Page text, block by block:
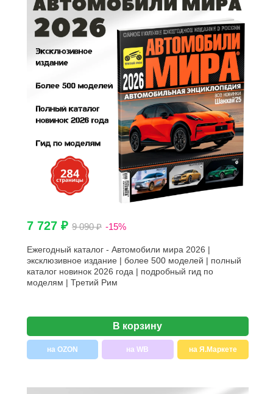
7 727 ₽ 9 090 ₽ -15%
Ежегодный каталог - Автомобили мира 2026 |
эксклюзивное издание | более 500 моделей | полный
каталог новинок 2026 года | подробный гид по
моделям | Третий Рим
В корзину
на OZON на WB на Я.Маркете